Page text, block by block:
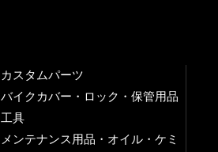
カスタムパーツ
バイクカバー・ロック・保管用品
工具
メンテナンス用品・オイル・ケミ